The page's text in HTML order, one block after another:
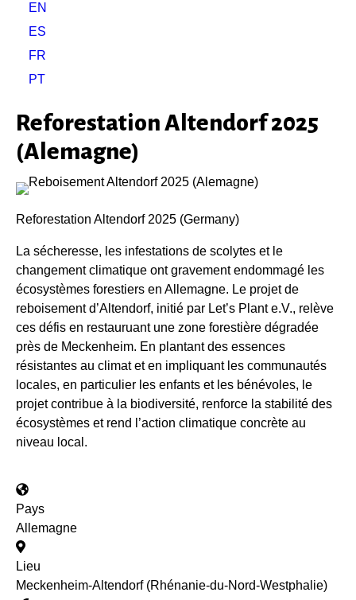
EN
ES
FR
PT
Reforestation Altendorf 2025
(Alemagne)
Reforestation Altendorf 2025 (Germany)
La sécheresse, les infestations de scolytes et le
changement climatique ont gravement endommagé les
écosystèmes forestiers en Allemagne. Le projet de
reboisement d’Altendorf, initié par Let’s Plant e.V., relève
ces défis en restauruant une zone forestière dégradée
près de Meckenheim. En plantant des essences
résistantes au climat et en impliquant les communautés
locales, en particulier les enfants et les bénévoles, le
projet contribue à la biodiversité, renforce la stabilité des
écosystèmes et rend l’action climatique concrète au
niveau local.
Pays
Allemagne
Lieu
Meckenheim-Altendorf (Rhénanie-du-Nord-Westphalie)